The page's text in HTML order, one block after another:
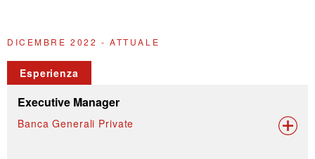
DICEMBRE 2022 - ATTUALE
Esperienza
Executive Manager
Banca Generali Private